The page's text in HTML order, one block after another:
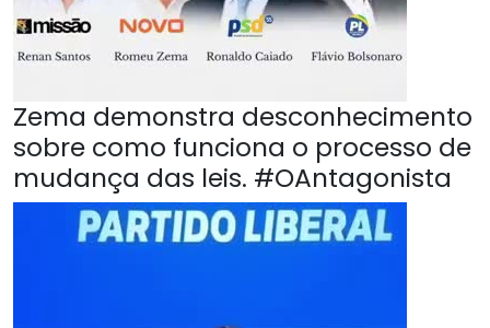
Zema demonstra desconhecimento
sobre como funciona o processo de
mudança das leis. #OAntagonista